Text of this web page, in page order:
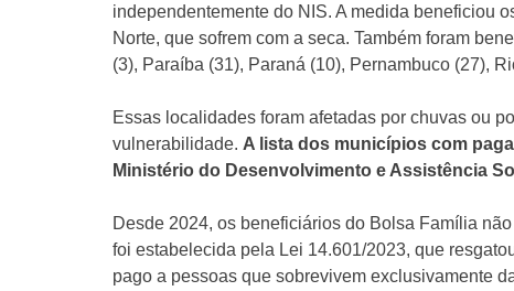
independentemente do NIS. A medida beneficiou
Norte, que sofrem com a seca. Também foram
(3), Paraíba (31), Paraná (10), Pernambuco (27),
Essas localidades foram afetadas por chuvas ou
vulnerabilidade. A lista dos municípios com
Ministério do Desenvolvimento e Assistência
Desde 2024, os beneficiários do Bolsa Família
foi estabelecida pela Lei 14.601/2023, que
pago a pessoas que sobrevivem exclusivamente